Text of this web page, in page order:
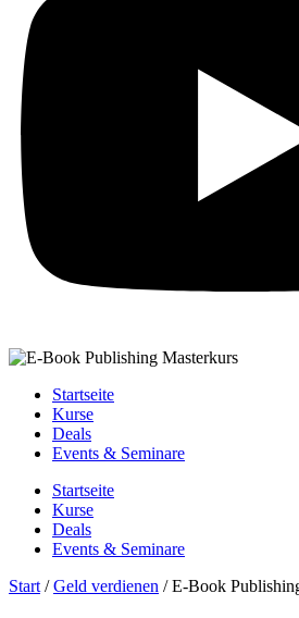
Startseite
Kurse
Deals
Events & Seminare
Startseite
Kurse
Deals
Events & Seminare
Start /Geld verdienen / E-Book